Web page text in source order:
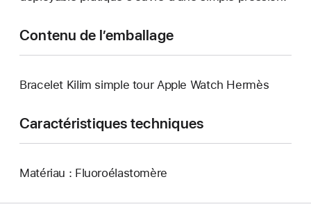
Contenu de l’emballage
Bracelet Kilim simple tour Apple Watch Hermès
Caractéristiques techniques
Matériau : Fluoroélastomère